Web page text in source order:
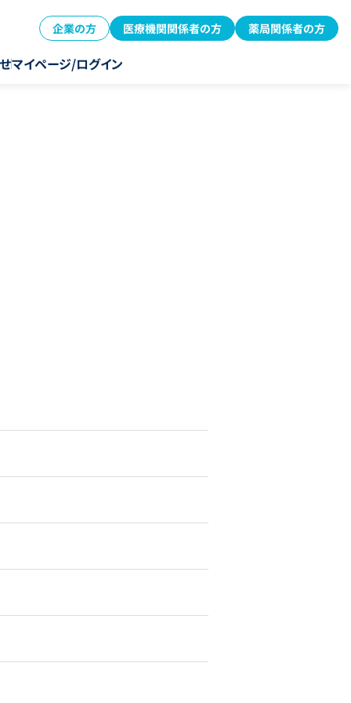
企業の方 医療機関関係者の方 薬局関係者の方
マイページ/ログイン